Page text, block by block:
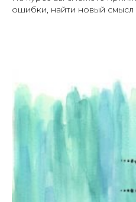
ошибки, найти новый смысл